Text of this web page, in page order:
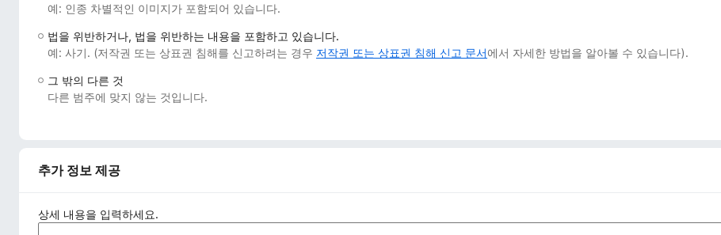
예: 인종 차별적인 이미지가 포함되어 있습니다.
법을 위반하거나, 법을 위반하는 내용을 포함하고 있습니다.
예: 사기. (저작권 또는 상표권 침해를 신고하려는 경우 저작권 또는 상표권 침해 신고 문서에서 자세한 방법을 알아볼 수 있습니다).
그 밖의 다른 것
다른 범주에 맞지 않는 것입니다.
추가 정보 제공
상세 내용을 입력하세요.